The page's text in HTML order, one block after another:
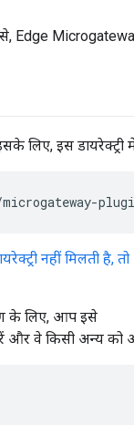
Microgateway
लिए, इस
microgateway-
नहीं मिलती है,
के लिए, आप इसे
और वे किसी अन्य को